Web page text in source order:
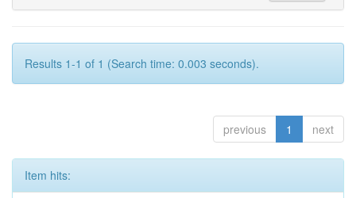
Results 1-1 of 1 (Search time: 0.003 seconds).
previous 1 next
Item hits: